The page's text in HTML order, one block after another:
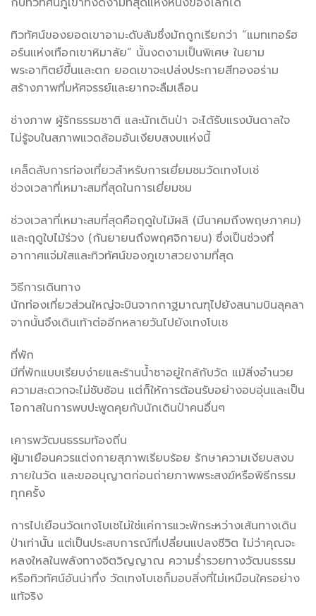
ทิวทัศน์ของยอดเขาอามะดับลัมซึ่งมักถูกเรียกว่า “แมทเทอร์ฮ
อร์นแห่งเทือกเขาหิมาลัย” นั้นงดงามเป็นพิเศษ ในยาม
พระอาทิตย์ขึ้นและตก ยอดเขาจะเปล่งประกายสีทองอร่าม
สร้างภาพที่มหัศจรรย์และยากจะลืมเลือน
ช่างภาพ ผู้รักธรรมชาติ และนักเดินป่า จะได้รับแรงบันดาลใจ
ไม่รู้จบในสภาพแวดล้อมอันเงียบสงบแห่งนี้
เคล็ดลับการท่องเที่ยวสำหรับการเยี่ยมชมวัดเทงโบเช่
ช่วงเวลาที่เหมาะสมที่สุดในการเยี่ยมชม
ช่วงเวลาที่เหมาะสมที่สุดคือฤดูใบไม้ผลิ (มีนาคมถึงพฤษภาคม)
และฤดูใบไม้ร่วง (กันยายนถึงพฤศจิกายน) ซึ่งเป็นช่วงที่
อากาศแจ่มใสและทิวทัศน์ของภูเขาสวยงามที่สุด
วิธีการเดินทาง
นักท่องเที่ยวส่วนใหญ่จะบินจากกาฐมาณฑุไปยังสนามบินลุคลา
จากนั้นจึงเดินเท้าต่ออีกหลายวันไปยังเทงโบเช
ที่พัก
มีที่พักแบบเรียบง่ายและร้านน้ำชาอยู่ใกล้กับวัด แม้สิ่งอำนวย
ความสะดวกจะไม่ซับซ้อน แต่ก็ให้การต้อนรับอย่างอบอุ่นและเป็น
โอกาสในการพบปะพูดคุยกับนักเดินป่าคนอื่นๆ
เคารพวัฒนธรรมท้องถิ่น
ผู้มาเยือนควรแต่งกายสุภาพเรียบร้อย รักษาความเงียบสงบ
ภายในวัด และขออนุญาตก่อนถ่ายภาพพระสงฆ์หรือพิธีกรรม
ทุกครั้ง
การไปเยือนวัดเทงโบเชไม่ใช่แค่การแวะพักระหว่างเส้นทางเดิน
ป่าเท่านั้น แต่เป็นประสบการณ์ที่เปลี่ยนแปลงชีวิต ไม่ว่าคุณจะ
หลงใหลในพลังทางจิตวิญญาณ ความร่ำรวยทางวัฒนธรรม
หรือทิวทัศน์อันน่าทึ่ง วัดเทงโบเชก็มอบสิ่งที่ไม่เหมือนใครอย่าง
แท้จริง